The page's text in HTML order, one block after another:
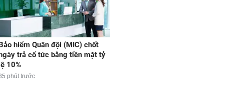
hiểm Quân đội (MIC) chốt
trả cổ tức bằng tiền mặt tỷ
lệ 10%
phút trước